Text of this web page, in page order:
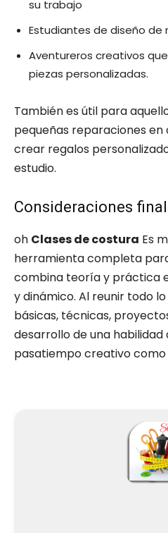
su trabajo
Estudiantes de diseño de
Aventureros creativos
piezas personalizadas.
También es útil para
pequeñas reparaciones en
crear regalos
estudio.
Consideraciones
oh Clases de costura Es
herramienta completa
combina teoría y práctica
y dinámico. Al reunir todo
básicas, técnicas,
desarrollo de una
pasatiempo creativo como